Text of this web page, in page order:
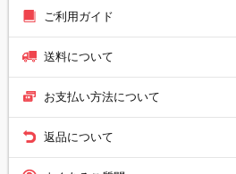
ご利用ガイド
送料について
お支払い方法について
返品について